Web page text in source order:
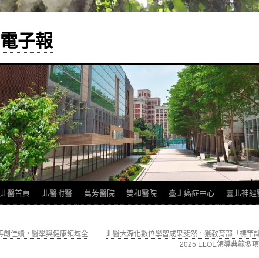
子報
北醫首頁 北醫附醫 萬芳醫院 雙和醫院 臺北癌症中心 臺北神
佳績，醫學與健康領域全
北醫大深化數位學習成果斐然，獲教育部「標竿
2025 ELOE領導典範多